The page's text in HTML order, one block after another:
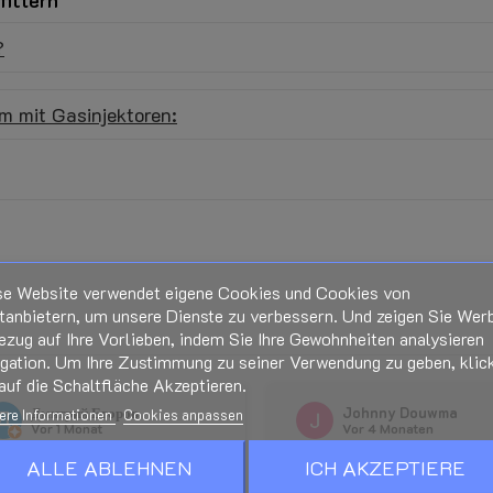
mit Gasinjektoren:
Bei Anschluss des Produktes
Beim Öffnen der
Handbücher und
Дмитрий Егоров
Vor 1 Monat
здесь LPG редуктор. Все
Johnny Douwma
Vor 4 Monaten
Prima geholpen
Website verwendet eigene Cookies und Cookies von
um unsere Dienste zu verbessern. Und zeigen Sie
auf Ihre Vorlieben, indem Sie Ihre Gewohnheiten analysieren
Um Ihre Zustimmung zu seiner Verwendung zu geben,
die Schaltfläche Akzeptieren.
Informationen Cookies anpassen
ALLE ABLEHNEN ICH AKZEPTIERE